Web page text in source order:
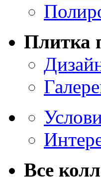
Плитка
Все